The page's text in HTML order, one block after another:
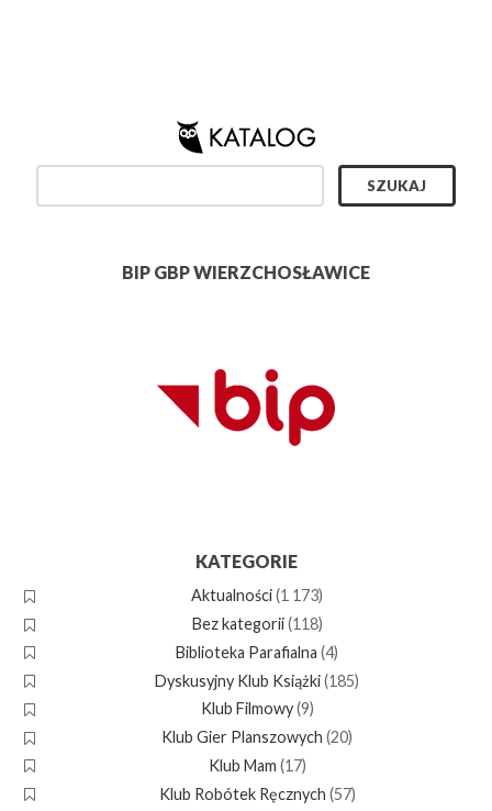
BIP GBP WIERZCHOSŁAWICE
KATEGORIE
Aktualności(1 173)
Bez kategorii(118)
Biblioteka Parafialna (4)
Dyskusyjny Klub Książki(185)
Klub Filmowy(9)
Klub Gier Planszowych (20)
Klub Mam (17)
Klub Robótek Ręcznych (57)